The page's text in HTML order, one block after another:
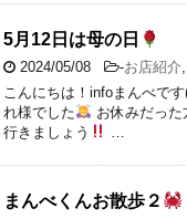
5月12日は母の日
2024/05/08 -お店紹介,
こんにちは！infoまんべで
れ様でした
お休みだっ
行きましょう
…
まんべくんお散歩２